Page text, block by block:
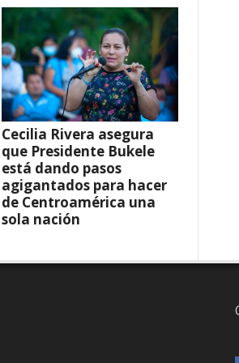
Cecilia Rivera asegura
que Presidente Bukele
está dando pasos
agigantados para hacer
de Centroamérica una
sola nación